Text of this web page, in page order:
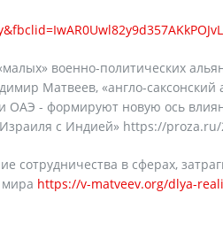
военно-политических
Матвеев, «англо-саксонский
- формируют новую ось
с Индией» https://proza.ru/
сотрудничества в сферах,
мира https://v-matveev.org/dlya-